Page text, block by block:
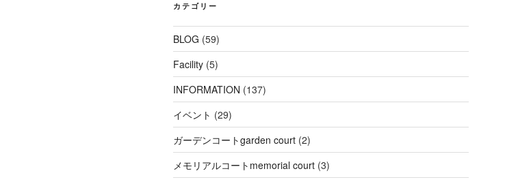
カテゴリー
BLOG (59)
Facility (5)
INFORMATION (137)
イベント (29)
ガーデンコートgarden court (2)
メモリアルコートmemorial court (3)